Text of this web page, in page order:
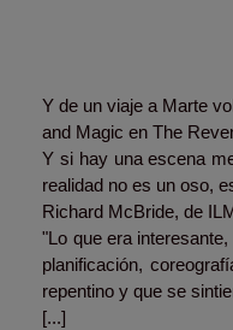
Y de un viaje a Marte
and Magic en The
Y si hay una escena
realidad no es un oso,
Richard McBride, de
"Lo que era
planificación,
repentino y que se
[...]